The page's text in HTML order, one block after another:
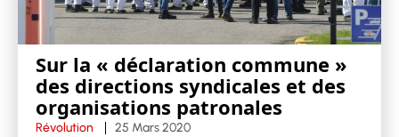
Sur la « déclaration commune »
des directions syndicales et des
organisations patronales
Révolution 25 Mars 2020